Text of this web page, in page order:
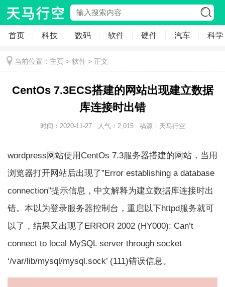
首页 科技 数码 软件 硬件 汽车 科学
当前位置： 主页 > 软件 > 正文
CentOs 7.3ECS搭建的网站出现建立数据
库连接时出错
时间：2020-11-27 人气： 2,015 稿源：天马行空
wordpress网站使用CentOs 7.3服务器搭建的网站，当用
浏览器打开网站后出现了”Error establishing a database
connection”提示信息，中文解释为建立数据库连接时出
错。本以为登录服务器控制台，重启以下httpd服务就可
以了，结果又出现了ERROR 2002 (HY000): Can’t
connect to local MySQL server through socket
‘/var/lib/mysql/mysql.sock’ (111)错误信息。